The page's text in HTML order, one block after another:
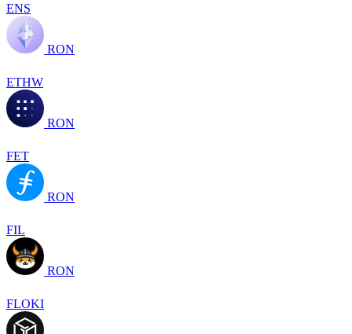
ENS
RON
ETHW
RON
FET
RON
FIL
RON
FLOKI